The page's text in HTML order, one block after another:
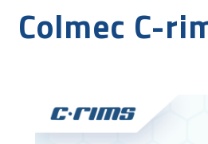
Colmec C-